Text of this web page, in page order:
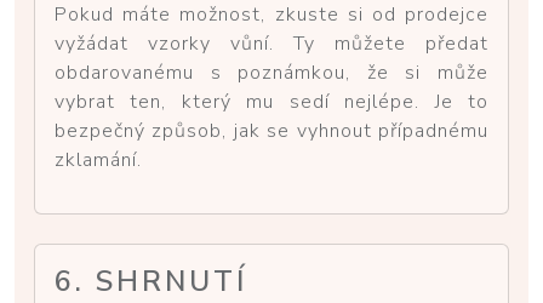
Pokud máte možnost, zkuste si od prodejce
vyžádat vzorky vůní. Ty můžete předat
obdarovanému s poznámkou, že si může
vybrat ten, který mu sedí nejlépe. Je to
bezpečný způsob, jak se vyhnout případnému
zklamání.
6. SHRNUTÍ